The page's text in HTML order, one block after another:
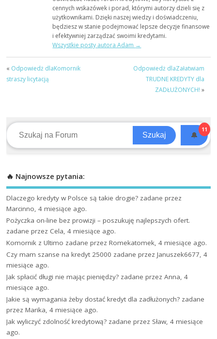
cennych wskazówek i porad, którymi autorzy dzieli się z
użytkownikami. Dzięki naszej wiedzy i doświadczeniu,
będziesz w stanie podejmować lepsze decyzje finansowe
i efektywniej zarządzać swoimi kredytami.
Wszystkie posty autora Adam →
« Odpowiedż dlaKomornik
straszy licytacją
Odpowiedż dlaZałatwiam
TRUDNE KREDYTY dla
ZADŁUŻONYCH! »
Szukaj 🔔
11
🔥 Najnowsze pytania:
Dlaczego kredyty w Polsce są takie drogie? zadane przez
Marcinno, 4 miesiące ago.
Pożyczka on-line bez prowizji – poszukuję najlepszych ofert.
zadane przez Cela, 4 miesiące ago.
Komornik z Ultimo zadane przez Romekatomek, 4 miesiące ago.
Czy mam szanse na kredyt 25000 zadane przez Januszek6677, 4
miesiące ago.
Jak spłacić długi nie mając pieniędzy? zadane przez Anna, 4
miesiące ago.
Jakie są wymagania żeby dostać kredyt dla zadłużonych? zadane
przez Marika, 4 miesiące ago.
Jak wyliczyć zdolność kredytową? zadane przez Sław, 4 miesiące
ago.